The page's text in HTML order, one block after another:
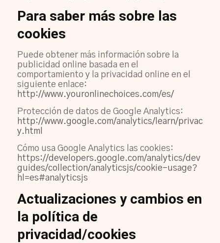
Para saber más sobre las
cookies
Puede obtener más información sobre la
publicidad online basada en el
comportamiento y la privacidad online en el
siguiente enlace:
http://www.youronlinechoices.com/es/
Protección de datos de Google Analytics:
http://www.google.com/analytics/learn/privac
y.html
Cómo usa Google Analytics las cookies:
https://developers.google.com/analytics/dev
guides/collection/analyticsjs/cookie-usage?
hl=es#analyticsjs
Actualizaciones y cambios en
la política de
privacidad/cookies